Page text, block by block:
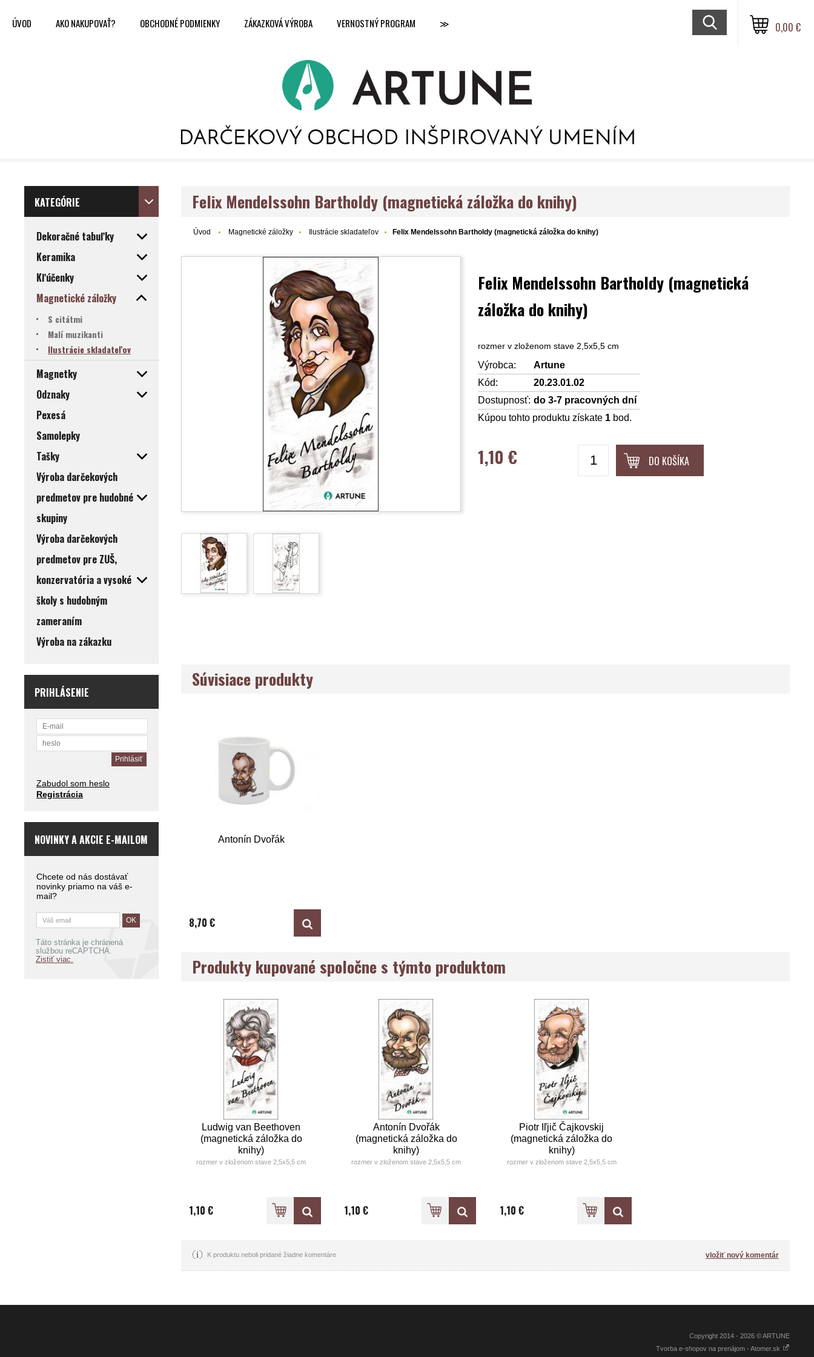
ÚVOD AKO NAKUPOVAŤ? OBCHODNÉ PODMIENKY ZÁKAZKOVÁ VÝROBA VERNOSTNÝ PROGRAM ≫ 0,00 €
KATEGÓRIE
Dekoračné tabuľky
Keramika
Kľúčenky
Magnetické záložky
S citátmi
Malí muzikanti
Ilustrácie skladateľov
Magnetky
Odznaky
Pexesá
Samolepky
Tašky
Výroba darčekových
predmetov pre hudobné
skupiny
Výroba darčekových
predmetov pre ZUŠ,
konzervatória a vysoké
školy s hudobným
zameraním
Výroba na zákazku
PRIHLÁSENIE
Zabudol som heslo
Registrácia
NOVINKY A AKCIE E-MAILOM
Chcete od nás dostávať
novinky priamo na váš e-
mail?
Táto stránka je chránená
službou reCAPTCHA.
Zistiť viac.
Felix Mendelssohn Bartholdy (magnetická záložka do knihy)
Úvod Magnetické záložky Ilustrácie skladateľov Felix Mendelssohn Bartholdy (magnetická záložka do knihy)
Felix Mendelssohn Bartholdy (magnetická
záložka do knihy)
rozmer v zloženom stave 2,5x5,5 cm
Výrobca:
Artune
Kód:
20.23.01.02
Dostupnosť: do 3-7 pracovných dní
Kúpou tohto produktu získate 1 bod.
1,10 € DO KOŠÍKA
Súvisiace produkty
Antonín Dvořák
8,70 €
Produkty kupované spoločne s týmto produktom
Ludwig van Beethoven
(magnetická záložka do
knihy)
rozmer v zloženom stave 2,5x5,5 cm
1,10 €
Antonín Dvořák
(magnetická záložka do
knihy)
rozmer v zloženom stave 2,5x5,5 cm
1,10 €
Piotr Iľjič Čajkovskij
(magnetická záložka do
knihy)
rozmer v zloženom stave 2,5x5,5 cm
1,10 €
K produktu neboli pridané žiadne komentáre vložiť nový komentár
Copyright 2014 - 2026 © ARTUNE
Tvorba e-shopov na prenájom - Atomer.sk